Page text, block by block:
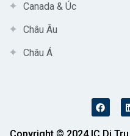
Canada & Úc
Châu Âu
Châu Á